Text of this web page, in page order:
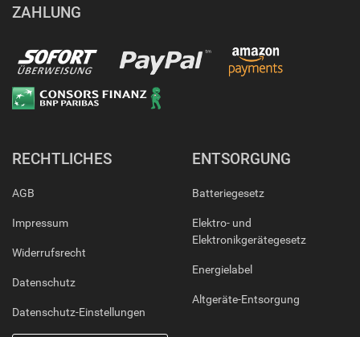
ZAHLUNG
RECHTLICHES
AGB
Impressum
Widerrufsrecht
Datenschutz
Datenschutz-Einstellungen
ENTSORGUNG
Batteriegesetz
Elektro- und
Elektronikgerätegesetz
Energielabel
Altgeräte-Entsorgung